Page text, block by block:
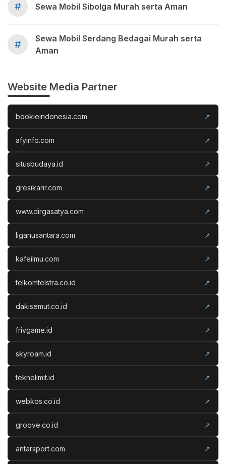
# Sewa Mobil Sibolga Murah serta Aman
#
Sewa Mobil Serdang Bedagai Murah serta
Aman
Website Media Partner
bookieindonesia.com ↗
afyinfo.com ↗
situsbudaya.id ↗
gresikarir.com ↗
www.dirgasatya.com ↗
liganusantara.com ↗
kafeilmu.com ↗
telkomtelstra.co.id ↗
dakisemut.co.id ↗
frivgame.id ↗
skyroam.id ↗
teknolimit.id ↗
webkos.co.id ↗
groove.co.id ↗
antarsport.com ↗